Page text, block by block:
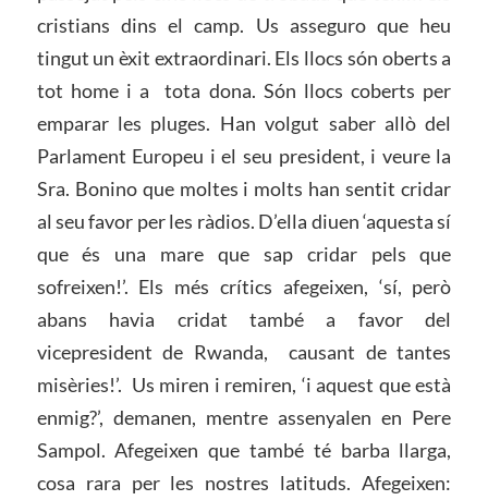
cristians dins el camp. Us asseguro que heu
tingut un èxit extraordinari. Els llocs són oberts a
tot home i a tota dona. Són llocs coberts per
emparar les pluges. Han volgut saber allò del
Parlament Europeu i el seu president, i veure la
Sra. Bonino que moltes i molts han sentit cridar
al seu favor per les ràdios. D’ella diuen ‘aquesta sí
que és una mare que sap cridar pels que
sofreixen!’. Els més crítics afegeixen, ‘sí, però
abans havia cridat també a favor del
vicepresident de Rwanda, causant de tantes
misèries!’. Us miren i remiren, ‘i aquest que està
enmig?’, demanen, mentre assenyalen en Pere
Sampol. Afegeixen que també té barba llarga,
cosa rara per les nostres latituds. Afegeixen: